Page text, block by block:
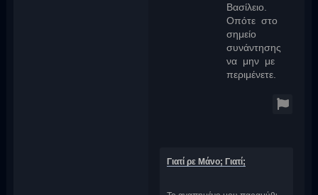
Βασίλειο.
Οπότε στο
σημείο
συνάντησης
να μην με
περιμένετε.
Γιατί ρε Μάνο; Γιατί;